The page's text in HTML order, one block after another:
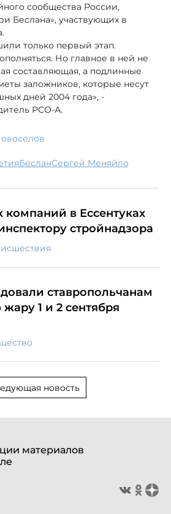
сообщества России,
Беслана», участвующих в
только первый этап.
Но главное в ней не
составляющая, а подлинные
заложников, которые несут
дней 2004 года», -
РСО-А.
Беслан Сергей Меняйло
компаний в Ессентуках
стройнадзора
ставропольчанам
1 и 2 сентября
новость
материалов